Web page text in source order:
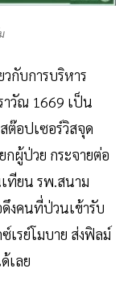
กับการบริหาร
าวัณ 1669 เป็น
ต๊อปเซอร์วิสจุด
กผู้ป่วย กระจายต่อ
ทียน รพ.สนาม
งคนที่ป่วนเข้ารับ
เรย์โมบาย ส่งฟิลม์
เลย